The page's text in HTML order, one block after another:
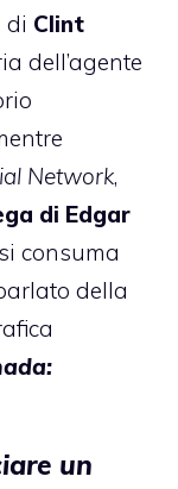
di Clint
dell’agente
Network,
di Edgar
consuma
della
un